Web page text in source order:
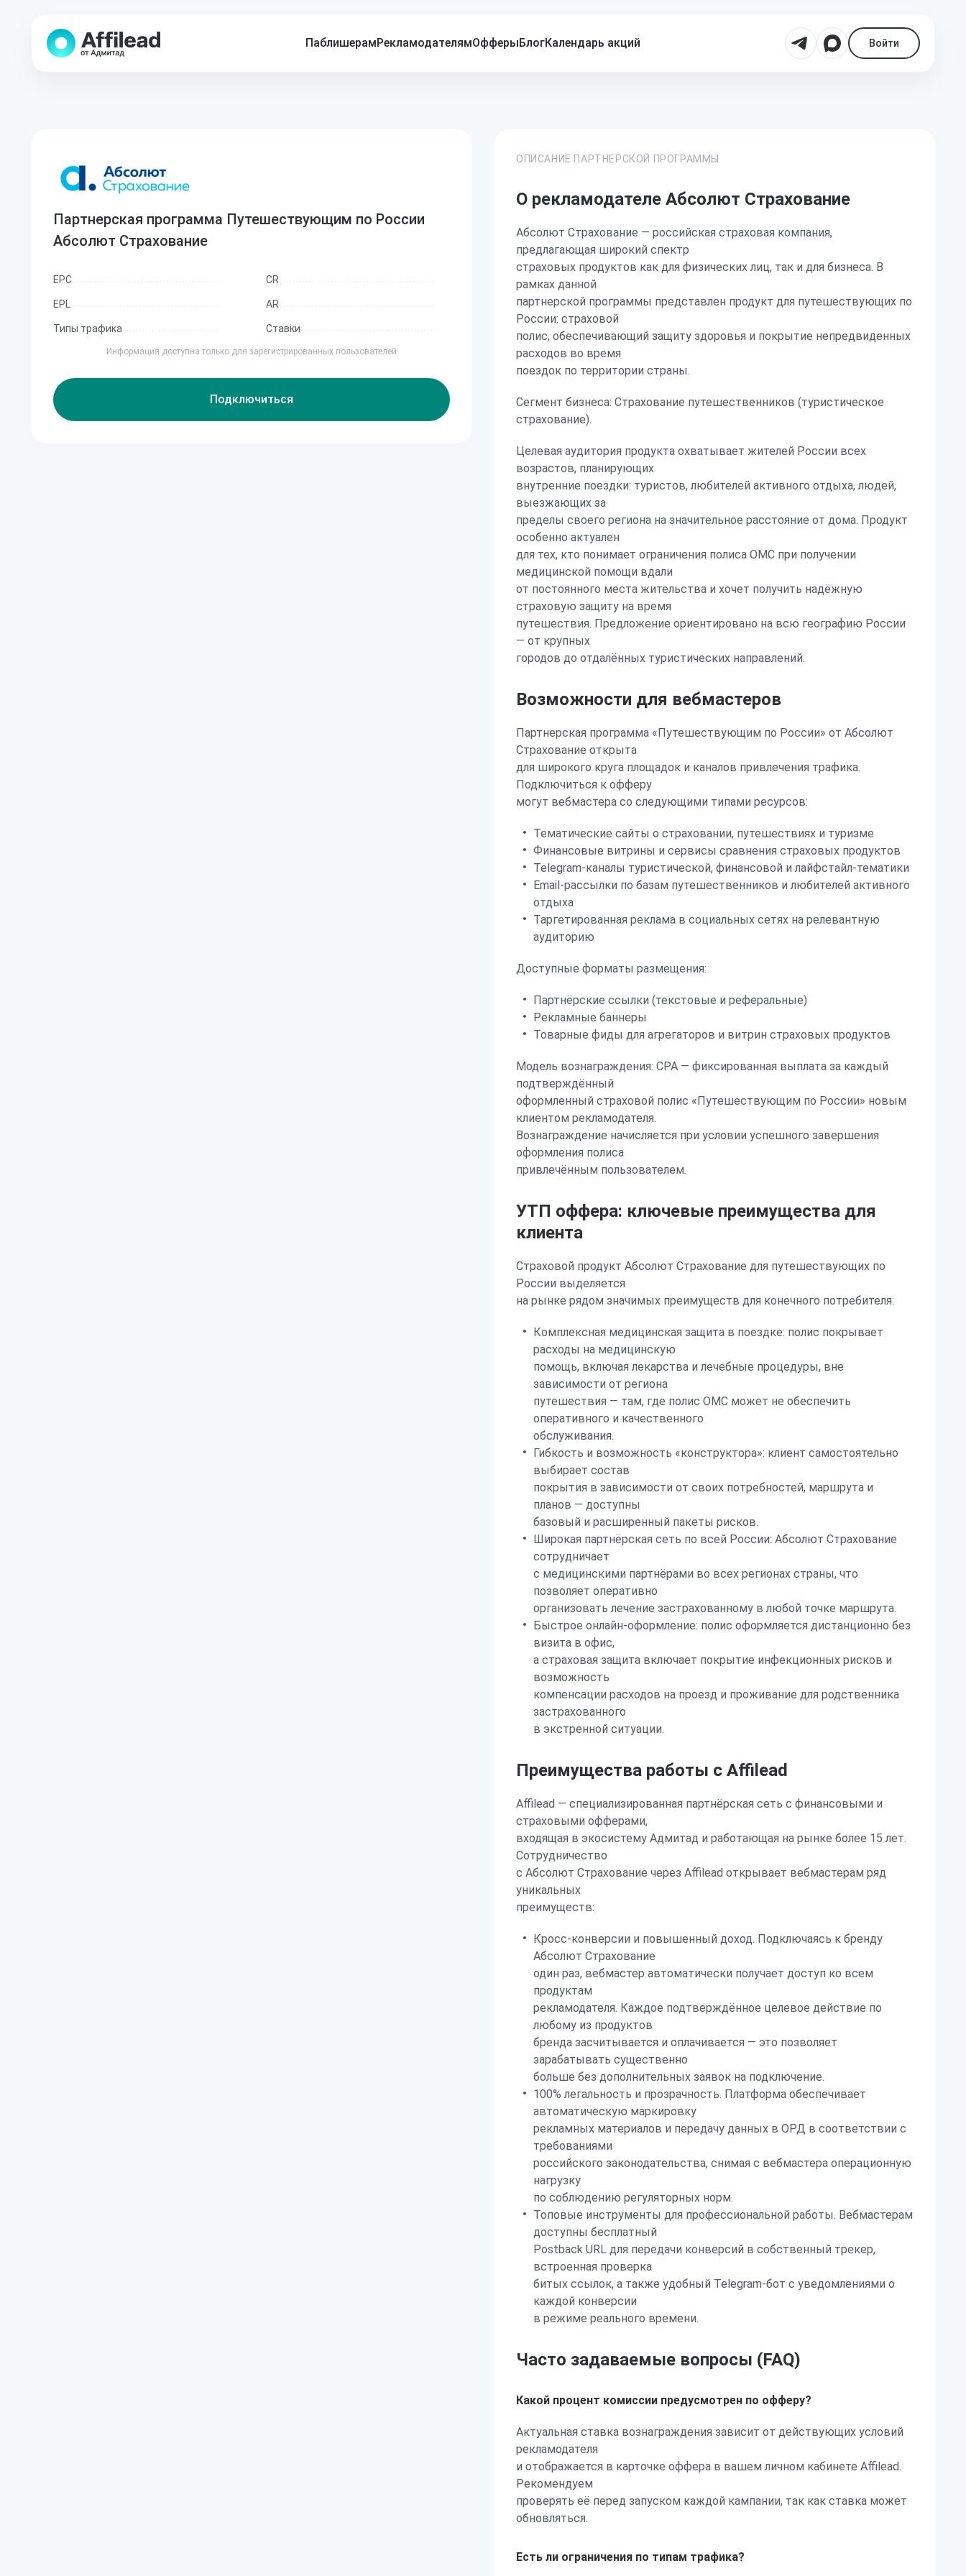
ПаблишерамРекламодателямОфферыБлогКалендарь акций Войти
Партнерская программа Путешествующим по России
Абсолют Страхование
EPC CR
EPL AR
Типы трафика Ставки
Информация доступна только для зарегистрированных пользователей
Подключиться
ОПИСАНИЕ ПАРТНЕРСКОЙ ПРОГРАММЫ
О рекламодателе Абсолют Страхование
Абсолют Страхование — российская страховая компания,
предлагающая широкий спектр
страховых продуктов как для физических лиц, так и для бизнеса. В
рамках данной
партнерской программы представлен продукт для путешествующих по
России: страховой
полис, обеспечивающий защиту здоровья и покрытие непредвиденных
расходов во время
поездок по территории страны.
Сегмент бизнеса: Страхование путешественников (туристическое
страхование).
Целевая аудитория продукта охватывает жителей России всех
возрастов, планирующих
внутренние поездки: туристов, любителей активного отдыха, людей,
выезжающих за
пределы своего региона на значительное расстояние от дома. Продукт
особенно актуален
для тех, кто понимает ограничения полиса ОМС при получении
медицинской помощи вдали
от постоянного места жительства и хочет получить надёжную
страховую защиту на время
путешествия. Предложение ориентировано на всю географию России
— от крупных
городов до отдалённых туристических направлений.
Возможности для вебмастеров
Партнерская программа «Путешествующим по России» от Абсолют
Страхование открыта
для широкого круга площадок и каналов привлечения трафика.
Подключиться к офферу
могут вебмастера со следующими типами ресурсов:
Тематические сайты о страховании, путешествиях и туризме
Финансовые витрины и сервисы сравнения страховых продуктов
Telegram-каналы туристической, финансовой и лайфстайл-тематики
Email-рассылки по базам путешественников и любителей активного
отдыха
Таргетированная реклама в социальных сетях на релевантную
аудиторию
Доступные форматы размещения:
Партнёрские ссылки (текстовые и реферальные)
Рекламные баннеры
Товарные фиды для агрегаторов и витрин страховых продуктов
Модель вознаграждения: CPA — фиксированная выплата за каждый
подтверждённый
оформленный страховой полис «Путешествующим по России» новым
клиентом рекламодателя.
Вознаграждение начисляется при условии успешного завершения
оформления полиса
привлечённым пользователем.
УТП оффера: ключевые преимущества для
клиента
Страховой продукт Абсолют Страхование для путешествующих по
России выделяется
на рынке рядом значимых преимуществ для конечного потребителя:
Комплексная медицинская защита в поездке: полис покрывает
расходы на медицинскую
помощь, включая лекарства и лечебные процедуры, вне
зависимости от региона
путешествия — там, где полис ОМС может не обеспечить
оперативного и качественного
обслуживания.
Гибкость и возможность «конструктора»: клиент самостоятельно
выбирает состав
покрытия в зависимости от своих потребностей, маршрута и
планов — доступны
базовый и расширенный пакеты рисков.
Широкая партнёрская сеть по всей России: Абсолют Страхование
сотрудничает
с медицинскими партнёрами во всех регионах страны, что
позволяет оперативно
организовать лечение застрахованному в любой точке маршрута.
Быстрое онлайн-оформление: полис оформляется дистанционно без
визита в офис,
а страховая защита включает покрытие инфекционных рисков и
возможность
компенсации расходов на проезд и проживание для родственника
застрахованного
в экстренной ситуации.
Преимущества работы с Affilead
Affilead — специализированная партнёрская сеть с финансовыми и
страховыми офферами,
входящая в экосистему Адмитад и работающая на рынке более 15 лет.
Сотрудничество
с Абсолют Страхование через Affilead открывает вебмастерам ряд
уникальных
преимуществ:
Кросс-конверсии и повышенный доход. Подключаясь к бренду
Абсолют Страхование
один раз, вебмастер автоматически получает доступ ко всем
продуктам
рекламодателя. Каждое подтверждённое целевое действие по
любому из продуктов
бренда засчитывается и оплачивается — это позволяет
зарабатывать существенно
больше без дополнительных заявок на подключение.
100% легальность и прозрачность. Платформа обеспечивает
автоматическую маркировку
рекламных материалов и передачу данных в ОРД в соответствии с
требованиями
российского законодательства, снимая с вебмастера операционную
нагрузку
по соблюдению регуляторных норм.
Топовые инструменты для профессиональной работы. Вебмастерам
доступны бесплатный
Postback URL для передачи конверсий в собственный трекер,
встроенная проверка
битых ссылок, а также удобный Telegram-бот с уведомлениями о
каждой конверсии
в режиме реального времени.
Часто задаваемые вопросы (FAQ)
Какой процент комиссии предусмотрен по офферу?
Актуальная ставка вознаграждения зависит от действующих условий
рекламодателя
и отображается в карточке оффера в вашем личном кабинете Affilead.
Рекомендуем
проверять её перед запуском каждой кампании, так как ставка может
обновляться.
Есть ли ограничения по типам трафика?